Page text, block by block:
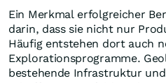
Ein Merkmal erfolgreicher
darin, dass sie nicht nur
Häufig entstehen dort auch
Explorationsprogramme.
bestehende Infrastruktur